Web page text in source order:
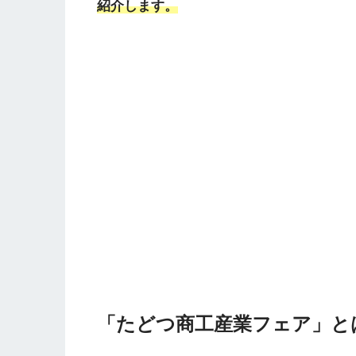
紹介します。
「たどつ商工産業フェア」と